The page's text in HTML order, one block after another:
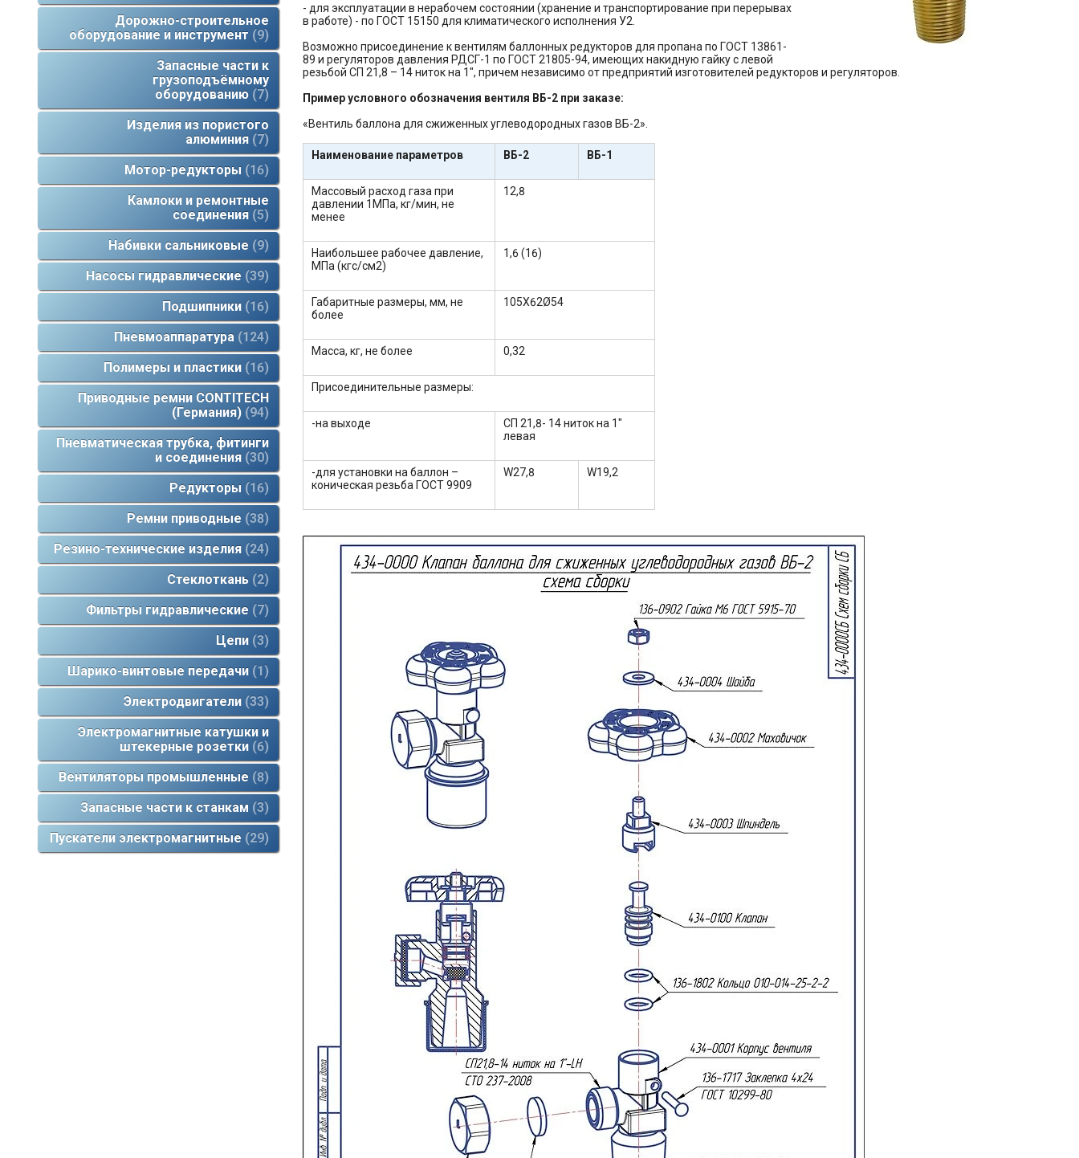
Дорожно-строительное
оборудование и инструмент
9
Запасные части к
грузоподъёмному
оборудованию 7
Изделия из пористого
алюминия 7
Мотор-редукторы
16
Камлоки и ремонтные
соединения 5
Набивки сальниковые
9
Насосы гидравлические 39
Подшипники 16
Пневмоаппаратура 124
Полимеры и пластики 16
Приводные ремни CONTITECH
(Германия) 94
Пневматическая трубка, фитинги
и соединения 30
Редукторы
16
Ремни приводные 38
Резино-технические изделия 24
Стеклоткань 2
Фильтры гидравлические
7
Цепи 3
Шарико-винтовые передачи 1
Электродвигатели 33
Электромагнитные катушки и
штекерные розетки 6
Вентиляторы промышленные
8
Запасные части к станкам 3
Пускатели электромагнитные
29
- для эксплуатации в нерабочем состоянии (хранение и транспортирование при перерывах
в работе) - по ГОСТ 15150 для климатического исполнения У2.
Возможно присоединение к вентилям баллонных редукторов для пропана по ГОСТ 13861-
89 и регуляторов давления РДСГ-1 по ГОСТ 21805-94, имеющих накидную гайку с левой
резьбой СП 21,8 – 14 ниток на 1", причем независимо от предприятий изготовителей редукторов и регуляторов.
Пример условного обозначения вентиля ВБ-2 при заказе:
«Вентиль баллона для сжиженных углеводородных газов ВБ-2».
Наименование параметров ВБ-2 ВБ-1
Массовый расход газа при
давлении 1МПа, кг/мин, не
менее
12,8
Наибольшее рабочее давление,
МПа (кгс/см2)
1,6 (16)
Габаритные размеры, мм, не
более
105Х62Ø54
Масса, кг, не более 0,32
Присоединительные размеры:
-на выходе
СП 21,8- 14 ниток на 1"
левая
-для установки на баллон –
коническая резьба ГОСТ 9909
W27,8 W19,2